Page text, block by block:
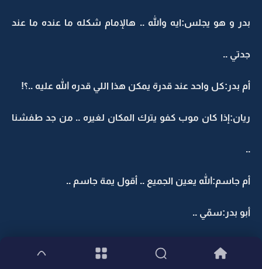
بدر و هو يجلس:ايه والله .. هالإمام شكله ما عنده ما عند
جدتي ..
أم بدر:كل واحد عند قدرة يمكن هذا اللي قدره الله عليه ..؟!
ريان:إذا كان موب كفو يترك المكان لغيره .. من جد طفشنا
..
أم جاسم:الله يعين الجميع .. أقول يمة جاسم ..
أبو بدر:سمّي ..